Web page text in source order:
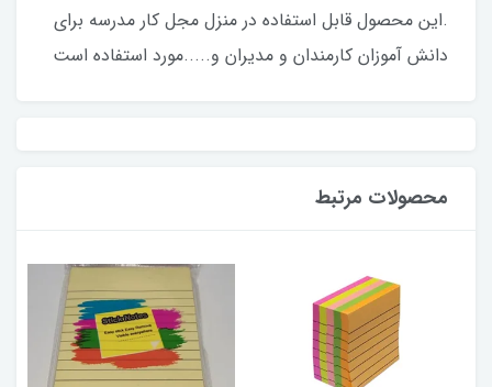
.این محصول قابل استفاده در منزل مجل کار مدرسه برای
دانش آموزان کارمندان و مدیران و.....مورد استفاده است
محصولات مرتبط